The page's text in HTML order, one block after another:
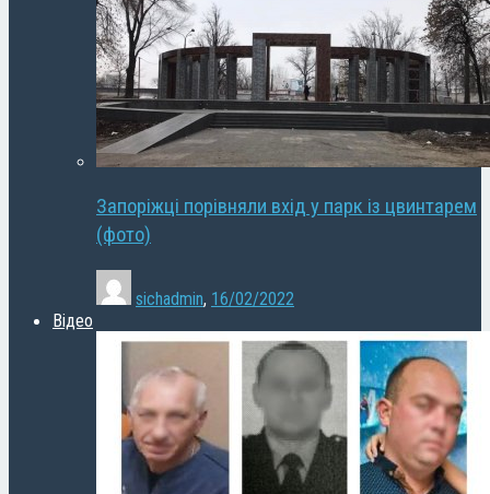
Запоріжці порівняли вхід у парк із цвинтарем
(фото)
sichadmin, 16/02/2022
Відео